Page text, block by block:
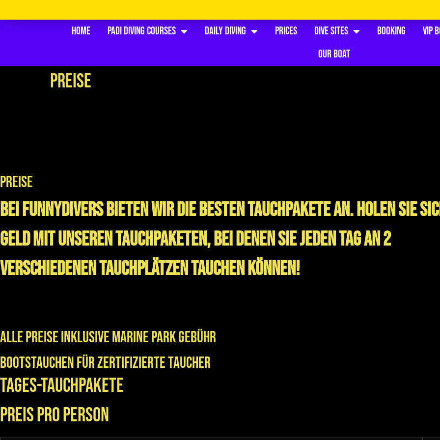
Home PADI Diving Courses Daily Diving Prices Dive Sites Booking
VIP
Our Boat
Preise
PREISE
Bei FunnyDivers bieten wir die besten Tauchpakete an. Holen Sie
Geld mit unseren Tauchpaketen, bei denen Sie jeden Tag an 2
verschiedenen Tauchplätzen tauchen können!
Alle Preise INKLUSIVE MARINE PARK GEBÜHR
Bootstauchen für zertifizierte Taucher
Tages-
Preis pro Person